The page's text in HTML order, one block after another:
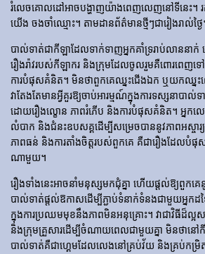
រំលេចគោលដៅអាចបង្ហាញយ៉ាងពេញលេញនៅទីនេះ។ រ
យើង ចងចាំឈ្មោះ។ តាមដានព័ត៌មានថ្មីៗជារៀងរាល់ថ្ងៃ
បាល់ទាត់​ជា​កីឡា​ដែល​ទាក់​ទាញ​អ្នក​គាំទ្រ​រាប់​លាន​នា
រឿងរ៉ាវ​របស់​កីឡាករ និង​ក្រុម​ដែល​ចូលរួម​គឺ​ពោរពេញ​ទៅ​
ការ​បំផុស​គំនិត។ មិនថាពួកគេឈ្នះជើងឯក ឬយកឈ្នះ
វាតែងតែមានអ្វីគួរឱ្យចាប់អារម្មណ៍ក្នុងការទស្សនាប
ដោយ​រឿង​ល្ខោន ភាព​រំភើប និង​ការ​បំផុស​គំនិត។ អ្នកល
លំបាក និងជំនះឧបសគ្គដើម្បីសម្រេចបាននូវភាពអស្ចារ្យ
ភាពធន់ និងការតាំងចិត្តរបស់ពួកគេ គឺជារឿងដែលបំ
ណាមួយ។
រឿងទាំងនេះអាចនាំមនុស្សមកជុំគ្នា ហើយផ្តល់ឱ្យពួកគេ
បាល់ទាត់ផ្តល់ឱកាសដើម្បីភ្ជាប់ទំនាក់ទំនងជាមួយអ្នកដទ
ក្នុងការប្រឈមមុខនឹងភាពមិនអនុគ្រោះ។ វាជាវិធីដ៏ល្អសម្
និងក្រុមគ្រួសារដើម្បីចំណាយពេលជាមួយគ្នា មិនថានៅកី
បាល់ទាត់គឺជាហ្គេមដែលលេងនៅគ្រប់វ័យ និងគ្រប់កម្រិ